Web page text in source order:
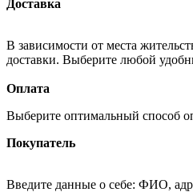
Доставка
В зависимости от места
доставки. Выберите любой
Оплата
Выберите оптимальный способ
Покупатель
Введите данные о себе: ФИО,